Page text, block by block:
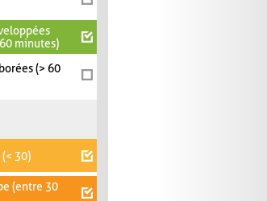
minutes)
(> 60
30)
(entre 30